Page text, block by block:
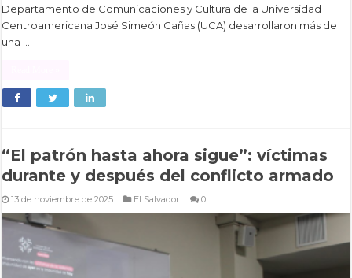
Departamento de Comunicaciones y Cultura de la Universidad
Centroamericana José Simeón Cañas (UCA) desarrollaron más de
una …
“El patrón hasta ahora sigue”: víctimas
durante y después del conflicto armado
13 de noviembre de 2025 El Salvador 0